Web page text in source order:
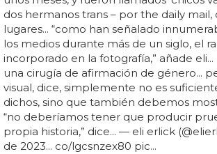
dos hermanos trans – por the daily mail,
lugares... “como han señalado
los medios durante más de un siglo, el
incorporado en la fotografía,” añade
una cirugía de afirmación de género...
visual, dice, simplemente no es
dichos, sino que también debemos
“no deberíamos tener que producir
propia historia,” dice... — eli erlick
de 2023... co/lgcsnzex80 pic...